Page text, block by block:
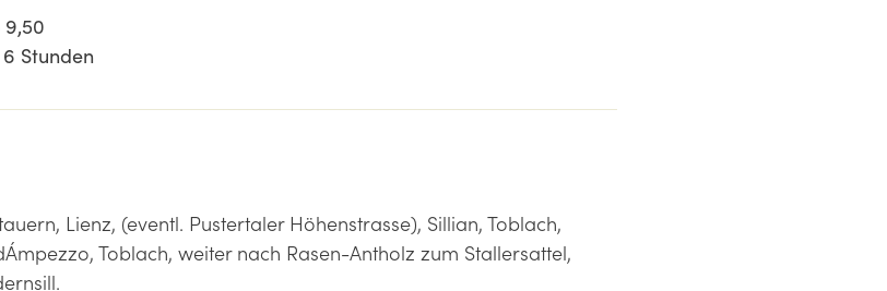
9,50
Stunden
Lienz, (eventl. Pustertaler Höhenstrasse), Sillian, Toblach,
Toblach, weiter nach Rasen-Antholz zum Stallersattel,